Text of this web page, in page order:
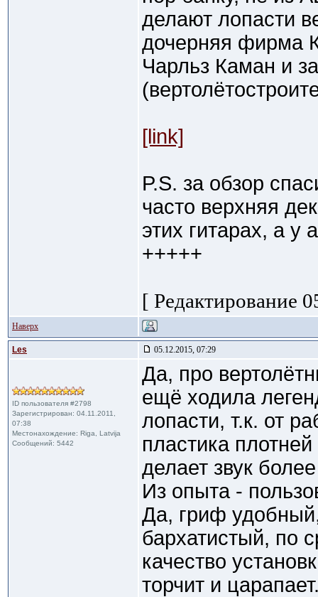
делают лопасти
дочерняя фирма
Чарльз Каман и
[link]
P.S. за обзор
часто верхняя
этих гитарах, а у
+++++
[ Редактирование
Наверх
Les 05.12.2015, 07:29
ID пользователя #2798
Зарегистрирован: 04.11.2011,
07:38
Местонахождение: Riga, Latvija
Сообщений: 5442
Да, про
ещё ходила
лопасти, т.к. от
пластика
делает звук
Из опыта -
Да, гриф
бархатистый, по
качество
торчит и